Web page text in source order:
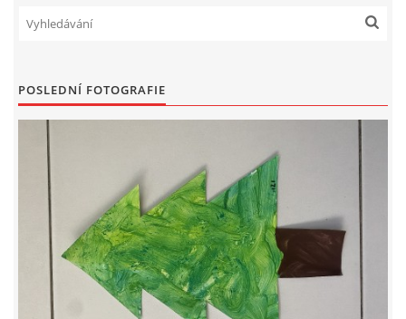
VÝTVARNÉ AKTIVITY - JARO
VÝTVARNÉ AKTIVITY - LÉTO
VÝTVARNÉ AKTIVITY - ZIMA
CHARAKTERISTIKA ROČNÍCH OBDOBÍ
HÁDANKY K TÉMATU JARO, LÉTO, PODZIM,ZIMA
POSLEDNÍ FOTOGRAFIE